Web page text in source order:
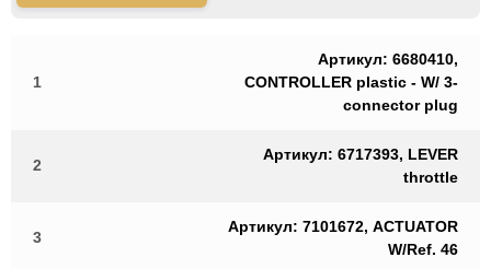
1
Артикул: 6680410,
CONTROLLER plastic - W/ 3-
connector plug
2
Артикул: 6717393, LEVER
throttle
3
Артикул: 7101672, ACTUATOR
W/Ref. 46